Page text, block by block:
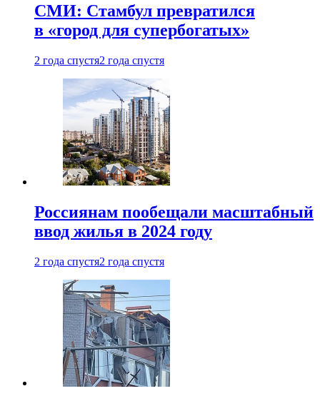
СМИ: Стамбул превратился
в «город для супербогатых»
2 года спустя2 года спустя
Россиянам пообещали масштабный
ввод жилья в 2024 году
2 года спустя2 года спустя